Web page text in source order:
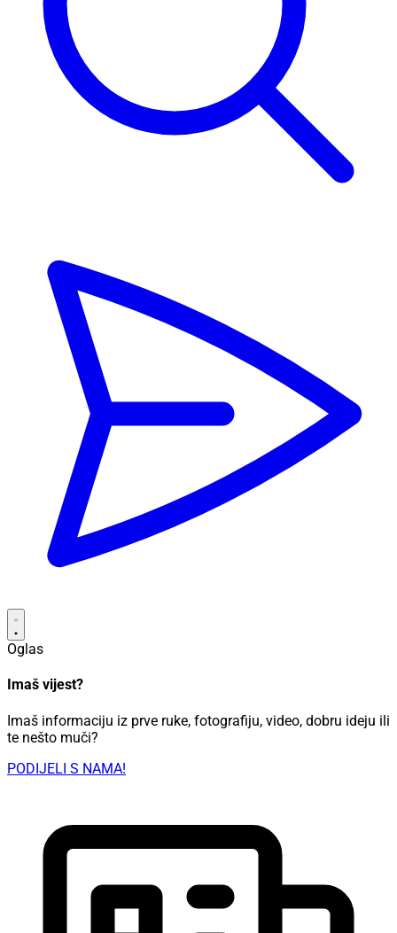
Oglas
Imaš vijest?
Imaš informaciju iz prve ruke, fotografiju, video, dobru ideju ili
te nešto muči?
PODIJELI S NAMA!